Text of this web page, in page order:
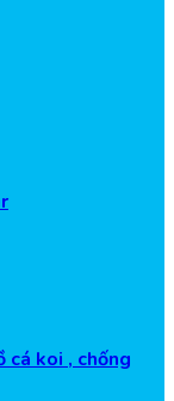
cá koi , chống